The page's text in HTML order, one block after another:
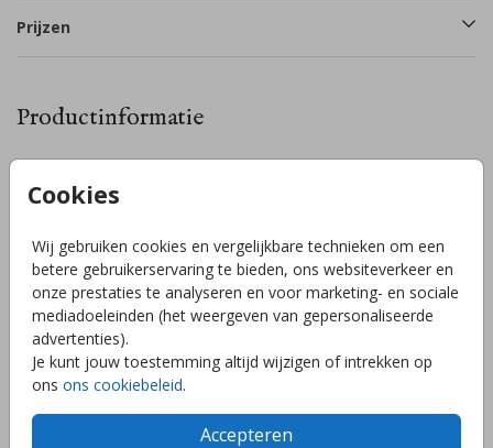
Cookies
Wij gebruiken cookies en vergelijkbare technieken om een
betere gebruikerservaring te bieden, ons websiteverkeer en
onze prestaties te analyseren en voor marketing- en sociale
mediadoeleinden (het weergeven van gepersonaliseerde
advertenties).
Je kunt jouw toestemming altijd wijzigen of intrekken op
ons ons cookiebeleid.
Accepteren
Prijzen
Productinformatie
Lieve knuffeldoek konijntje (28cm) in groene kleur.
te geven aan een pasgeboren baby. De naam, lettertype en
de borduurkleur kun je eenvoudig aanpassen in onze
handige online editor. Via de knop 'voorbeeld bekijken' zie je
direct hoe jouw tekst op het doekje komt te staan.
Specificaties Happy Horse knuffeldoekje: Merk: Happy Horse
Formaat: 28 cm Formaat drukvlak: 12x4 cm
Productietechniek: geborduurd Materiaal: textiel Wasbaar op
30 graden Levertijd: 3-5 werkdagen
Toon meer